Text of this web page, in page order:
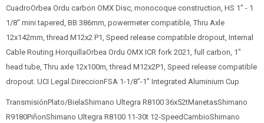
CuadroOrbea Ordu carbon OMX Disc, monocoque construction, HS 1" - 1
1/8" mini tapered, BB 386mm, powermeter compatible, Thru Axle
12x142mm, thread M12x2 P1, Speed release compatible dropout, Internal
Cable Routing.HorquillaOrbea Ordu OMX ICR fork 2021, full carbon, 1"
head tube, Thru axle 12x100m, thread M12x2P1, Speed release compatible
dropout. UCI Legal.DireccionFSA 1-1/8"-1" Integrated Aluminium Cup
TransmisiónPlato/BielaShimano Ultegra R8100 36x52tManetasShimano
R9180PiñonShimano Ultegra R8100 11-30t 12-SpeedCambioShimano